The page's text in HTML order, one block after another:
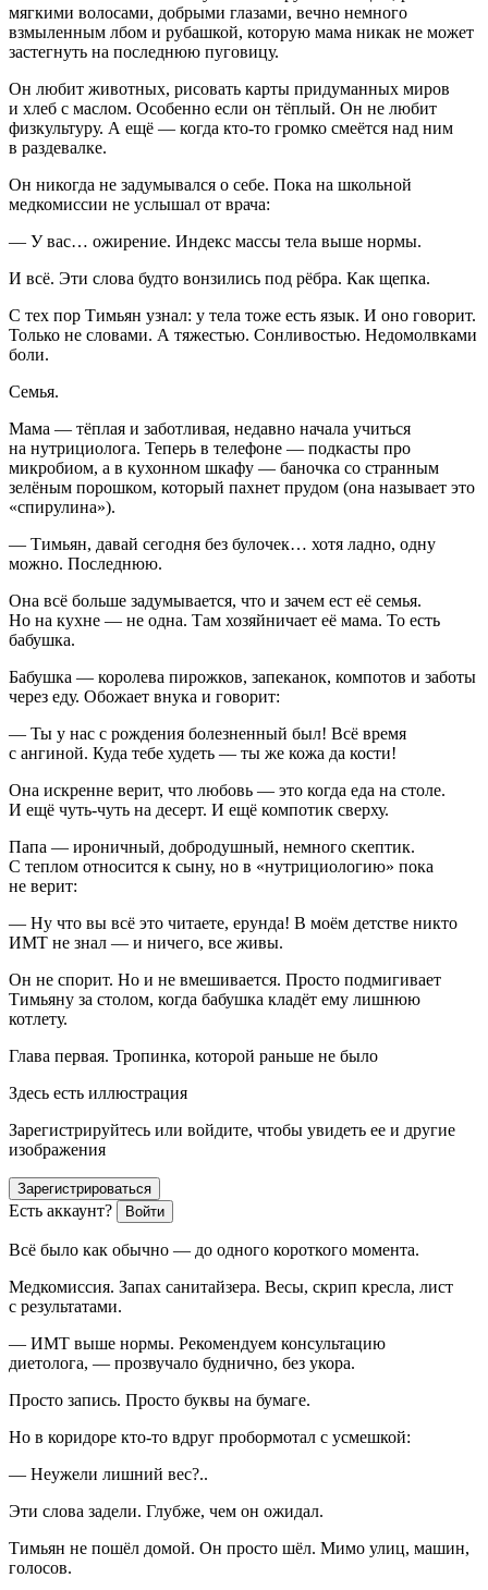
мягкими волосами, добрыми глазами, вечно немного
взмыленным лбом и рубашкой, которую мама никак не может
застегнуть на последнюю пуговицу.
Он любит животных, рисовать карты придуманных миров
и хлеб с маслом. Особенно если он тёплый. Он не любит
физкультуру. А ещё — когда кто-то громко смеётся над ним
в раздевалке.
Он никогда не задумывался о себе. Пока на школьной
медкомиссии не услышал от врача:
— У вас… ожирение. Индекс массы тела выше нормы.
И всё. Эти слова будто вонзились под рёбра. Как щепка.
С тех пор Тимьян узнал: у тела тоже есть язык. И оно говорит.
Только не словами. А тяжестью. Сонливостью. Недомолвками
боли.
Семья.
Мама — тёплая и заботливая, недавно начала учиться
на нутрициолога. Теперь в телефоне — подкасты про
микробиом, а в кухонном шкафу — баночка со странным
зелёным порошком, который пахнет прудом (она называет это
«спирулина»).
— Тимьян, давай сегодня без булочек… хотя ладно, одну
можно. Последнюю.
Она всё больше задумывается, что и зачем ест её семья.
Но на кухне — не одна. Там хозяйничает её мама. То есть
бабушка.
Бабушка — королева пирожков, запеканок, компотов и заботы
через еду. Обожает внука и говорит:
— Ты у нас с рождения болезненный был! Всё время
с ангиной. Куда тебе худеть — ты же кожа да кости!
Она искренне верит, что любовь — это когда еда на столе.
И ещё чуть-чуть на десерт. И ещё компотик сверху.
Папа — ироничный, добродушный, немного скептик.
С теплом относится к сыну, но в «нутрициологию» пока
не верит:
— Ну что вы всё это читаете, ерунда! В моём детстве никто
ИМТ не знал — и ничего, все живы.
Он не спорит. Но и не вмешивается. Просто подмигивает
Тимьяну за столом, когда бабушка кладёт ему лишнюю
котлету.
Глава первая. Тропинка, которой раньше не было
Здесь есть иллюстрация
Зарегистрируйтесь или войдите, чтобы увидеть ее и другие
изображения
Зарегистрироваться
Есть аккаунт? Войти
Всё было как обычно — до одного короткого момента.
Медкомиссия. Запах санитайзера. Весы, скрип кресла, лист
с результатами.
— ИМТ выше нормы. Рекомендуем консультацию
диетолога, — прозвучало буднично, без укора.
Просто запись. Просто буквы на бумаге.
Но в коридоре кто-то вдруг пробормотал с усмешкой:
— Неужели лишний вес?..
Эти слова задели. Глубже, чем он ожидал.
Тимьян не пошёл домой. Он просто шёл. Мимо улиц, машин,
голосов.